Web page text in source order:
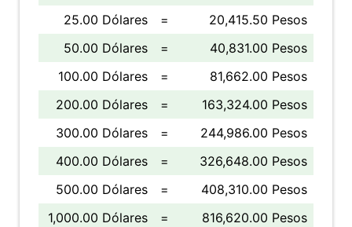
25.00 Dólares
=
20,415.50 Pesos
50.00 Dólares
=
40,831.00 Pesos
100.00 Dólares
=
81,662.00 Pesos
200.00 Dólares
=
163,324.00 Pesos
300.00 Dólares
=
244,986.00 Pesos
400.00 Dólares
=
326,648.00 Pesos
500.00 Dólares
=
408,310.00 Pesos
1,000.00 Dólares
=
816,620.00 Pesos